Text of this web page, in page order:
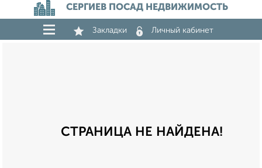
СЕРГИЕВ ПОСАД НЕДВИЖИМОСТЬ
Закладки Личный кабинет
СТРАНИЦА НЕ НАЙДЕНА!